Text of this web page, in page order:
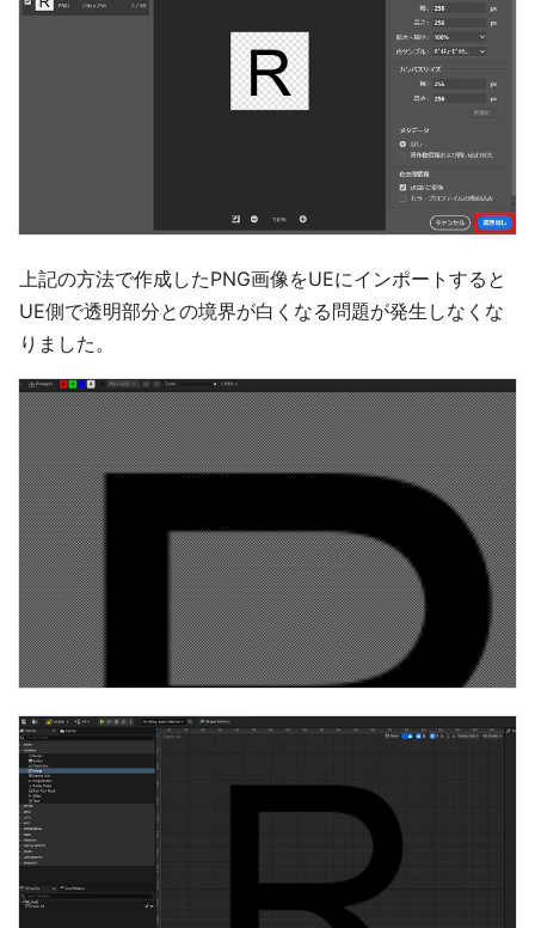
上記の方法で作成したPNG画像をUEにインポートすると
UE側で透明部分との境界が白くなる問題が発生しなくな
りました。